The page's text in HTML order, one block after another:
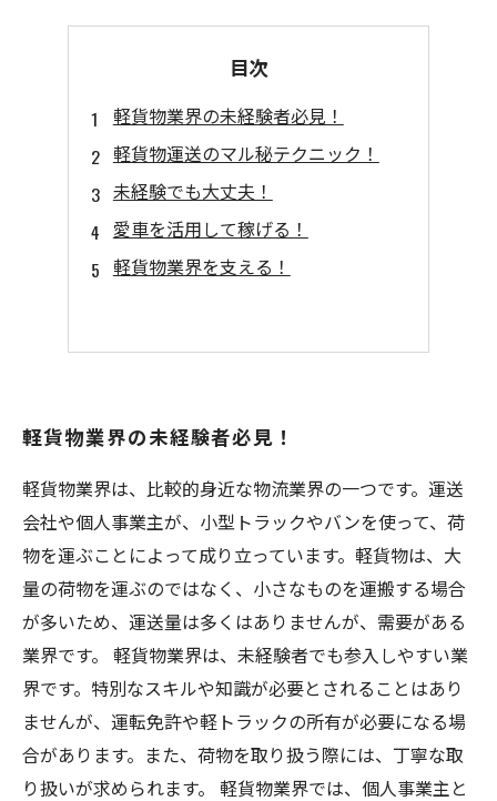
目次
軽貨物業界の未経験者必見！
軽貨物運送のマル秘テクニック！
未経験でも大丈夫！
愛車を活用して稼げる！
軽貨物業界を支える！
軽貨物業界の未経験者必見！
軽貨物業界は、比較的身近な物流業界の一つです。運送
会社や個人事業主が、小型トラックやバンを使って、荷
物を運ぶことによって成り立っています。軽貨物は、大
量の荷物を運ぶのではなく、小さなものを運搬する場合
が多いため、運送量は多くはありませんが、需要がある
業界です。 軽貨物業界は、未経験者でも参入しやすい業
界です。特別なスキルや知識が必要とされることはあり
ませんが、運転免許や軽トラックの所有が必要になる場
合があります。また、荷物を取り扱う際には、丁寧な取
り扱いが求められます。 軽貨物業界では、個人事業主と